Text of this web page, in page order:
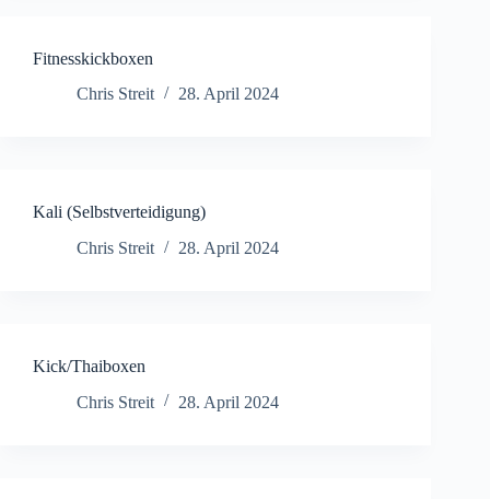
Fitnesskickboxen
Chris Streit
28. April 2024
Kali (Selbstverteidigung)
Chris Streit
28. April 2024
Kick/Thaiboxen
Chris Streit
28. April 2024